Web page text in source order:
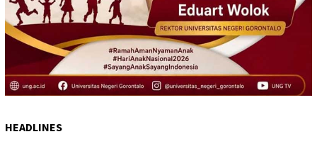
HEADLINES